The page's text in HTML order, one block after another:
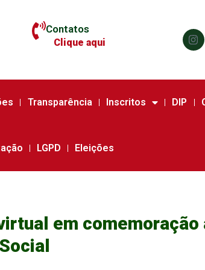
Contatos
Clique aqui
Transparência Inscritos DIP
LGPD Eleições
em comemoração